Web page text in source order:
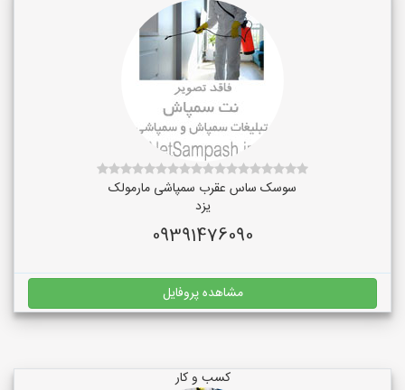
سوسک ساس عقرب سمپاشی مارمولک
یزد
09391476090
مشاهده پروفایل
کسب و کار